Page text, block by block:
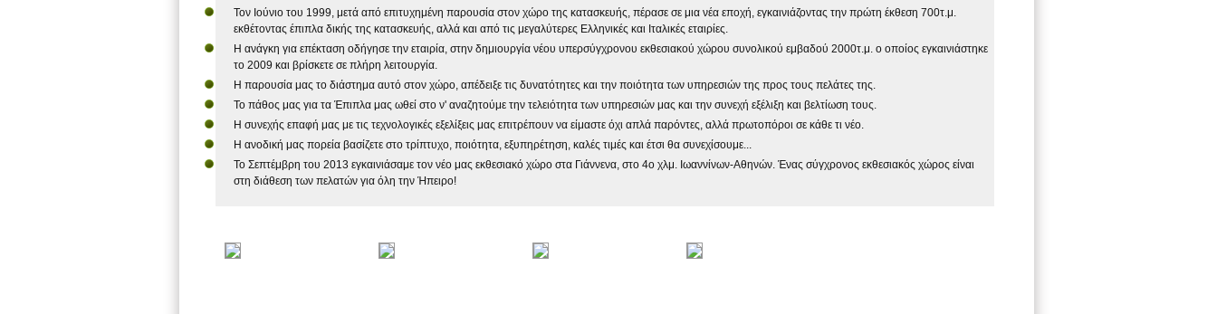
Τον Ιούνιο του 1999, μετά από επιτυχημένη παρουσία στον χώρο της κατασκευής, πέρασε σε μια νέα εποχή, εγκαινιάζοντας την πρώτη έκθεση 700τ.μ.
εκθέτοντας έπιπλα δικής της κατασκευής, αλλά και από τις μεγαλύτερες Ελληνικές και Ιταλικές εταιρίες.
Η ανάγκη για επέκταση οδήγησε την εταιρία, στην δημιουργία νέου υπερσύγχρονου εκθεσιακού χώρου συνολικού εμβαδού 2000τ.μ. ο οποίος εγκαινιάστηκε
το 2009 και βρίσκετε σε πλήρη λειτουργία.
Η παρουσία μας το διάστημα αυτό στον χώρο, απέδειξε τις δυνατότητες και την ποιότητα των υπηρεσιών της προς τους πελάτες της.
Το πάθος μας για τα Έπιπλα μας ωθεί στο ν' αναζητούμε την τελειότητα των υπηρεσιών μας και την συνεχή εξέλιξη και βελτίωση τους.
Η συνεχής επαφή μας με τις τεχνολογικές εξελίξεις μας επιτρέπουν να είμαστε όχι απλά παρόντες, αλλά πρωτοπόροι σε κάθε τι νέο.
Η ανοδική μας πορεία βασίζετε στο τρίπτυχο, ποιότητα, εξυπηρέτηση, καλές τιμές και έτσι θα συνεχίσουμε...
Το Σεπτέμβρη του 2013 εγκαινιάσαμε τον νέο μας εκθεσιακό χώρο στα Γιάννενα, στο 4ο χλμ. Ιωαννίνων-Αθηνών. Ένας σύγχρονος εκθεσιακός χώρος είναι
στη διάθεση των πελατών για όλη την Ήπειρο!